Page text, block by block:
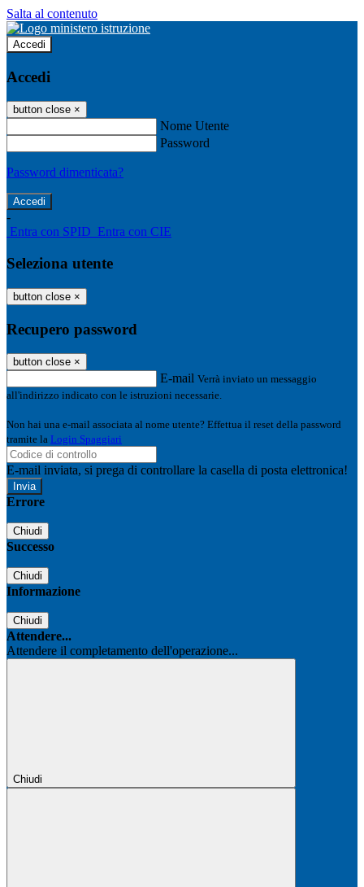
Salta al contenuto
Accedi
Accedi
button close ×
Nome Utente
Password
Password dimenticata?
-
Entra con SPID Entra con CIE
Seleziona utente
button close ×
Recupero password
button close ×
E-mail Verrà inviato un messaggio
all'indirizzo indicato con le istruzioni necessarie.
Non hai una e-mail associata al nome utente? Effettua il reset della password
tramite la Login Spaggiari
E-mail inviata, si prega di controllare la casella di posta elettronica!
Errore
Chiudi
Successo
Chiudi
Informazione
Chiudi
Attendere...
Attendere il completamento dell'operazione...
Chiudi